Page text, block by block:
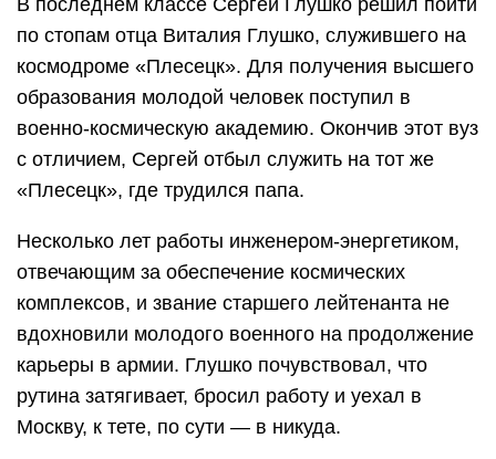
В последнем классе Сергей Глушко решил пойти
по стопам отца Виталия Глушко, служившего на
космодроме «Плесецк». Для получения высшего
образования молодой человек поступил в
военно-космическую академию. Окончив этот вуз
с отличием, Сергей отбыл служить на тот же
«Плесецк», где трудился папа.
Несколько лет работы инженером-энергетиком,
отвечающим за обеспечение космических
комплексов, и звание старшего лейтенанта не
вдохновили молодого военного на продолжение
карьеры в армии. Глушко почувствовал, что
рутина затягивает, бросил работу и уехал в
Москву, к тете, по сути — в никуда.